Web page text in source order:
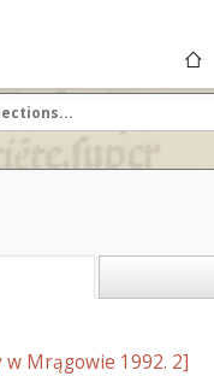
w Mrągowie 1992. 2]